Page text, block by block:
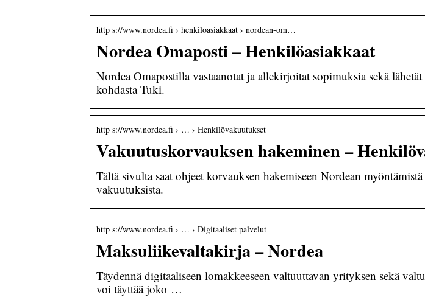
http s://www.nordea.fi › henkiloasiakkaat › nordean-om…
Nordea Omaposti – Henkilöasiakkaat
Nordea Omapostilla vastaanotat ja allekirjoitat sopimuksia sekä
kohdasta Tuki.
http s://www.nordea.fi › … › Henkilövakuutukset
Vakuutuskorvauksen hakeminen –
Tältä sivulta saat ohjeet korvauksen hakemiseen Nordean
vakuutuksista.
http s://www.nordea.fi › … › Digitaaliset palvelut
Maksuliikevaltakirja – Nordea
Täydennä digitaaliseen lomakkeeseen valtuuttavan yrityksen sekä
voi täyttää joko …